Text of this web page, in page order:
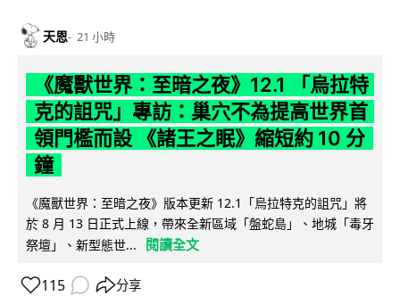
天恩 21 小時
《魔獸世界：至暗之夜》12.1 「烏拉特
克的詛咒」專訪：巢穴不為提高世界首
領門檻而設 《諸王之眠》縮短約 10 分
鐘
《魔獸世界：至暗之夜》版本更新 12.1「烏拉特克的詛咒」將
於 8 月 13 日正式上線，帶來全新區域「盤蛇島」、地城「毒牙
祭壇」、新型態世...
閱讀全文
115 分享